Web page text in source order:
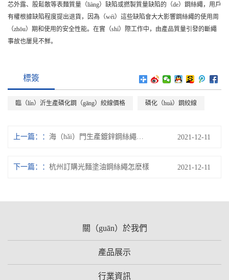
芯外露、股鬆散等表麵質量（liàng）缺陷或撚製質量缺陷的（de）鋼絲繩，用戶
有權根據缺陷程度提出退貨，因為（wéi）這些缺陷會大大影響鋼絲繩的使用周
（zhōu）期和使用的安全性能。在實（shí）際工作中，由產品質量引發的斷繩
事故也屢見不鮮。
標簽
臨（lín）沂生產磷化鋼（gāng）絞線價格 磷化（huà）鋼絞線
上一篇： 海（hǎi）門生產鍍鋅鋼絲繩價格 2021-12-11
下一篇： 杭州訂購光麵塗油鋼絲繩怎麽樣 2021-12-11
關（guān）於我們
產品展示
行業資訊